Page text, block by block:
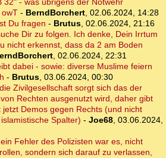
32" - was übrigens der Notwehr
owT - BerndBorchert, 02.06.2024, 14:28
Du fragen - Brutus, 02.06.2024, 21:16
Dir zu folgen. Ich denke, Dein Irrtum
nicht erkennst, dass da 2 am Boden
, 02.06.2024, 22:31
dabei - sowie: diverse Muslime feiern
- Brutus, 03.06.2024, 00:30
Zivilgesellschaft sorgt sich das der
Rechten ausgenutzt wird, daher gibt
jetzt Demos gegen Rechts (und nicht
Spalter) - Joe68, 03.06.2024,
Fehler des Polizisten war es, nicht
sondern sich darauf zu verlassen,